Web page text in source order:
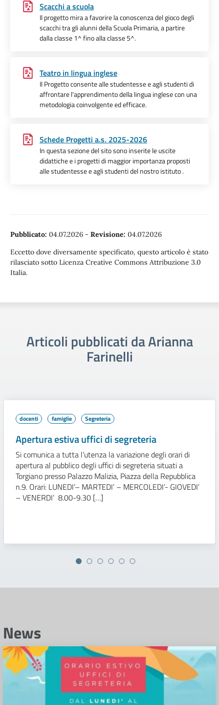
Scacchi a scuola
Il progetto mira a favorire la conoscenza del gioco degli
scacchi tra gli alunni della Scuola Primaria, a partire
dalla classe 1^ fino alla classe 5^.
Teatro in lingua inglese
Il Progetto consente alle studentesse e agli studenti di
affrontare l'apprendimento della lingua inglese con una
metodologia coinvolgente ed efficace.
Schede Progetti a.s. 2025-2026
In questa sezione del sito sono inserite le uscite
didattiche e i progetti di maggior importanza proposti
alle studentesse e agli studenti del nostro istituto .
Pubblicato: 04.07.2026 - Revisione: 04.07.2026
Eccetto dove diversamente specificato, questo articolo è stato
rilasciato sotto Licenza Creative Commons Attribuzione 3.0
Italia.
Articoli pubblicati da Arianna
Farinelli
docenti famiglie Segreteria
Apertura estiva uffici di segreteria
Si comunica a tutta l’utenza la variazione degli orari di
apertura al pubblico degli uffici di segreteria situati a
Torgiano presso Palazzo Malizia, Piazza della Repubblica
n.9. Orari: LUNEDI’– MARTEDI’ – MERCOLEDI’- GIOVEDI’
– VENERDI’ 8.00-9.30 […]
News